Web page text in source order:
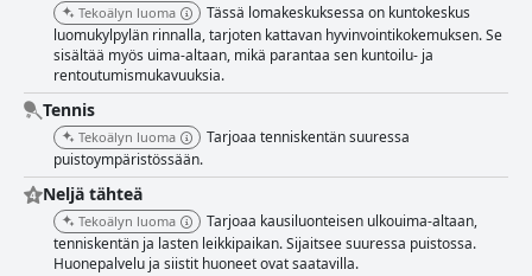
Tekoälyn luoma
Tässä lomakeskuksessa on kuntokeskus
luomukylpylän rinnalla, tarjoten kattavan hyvinvointikokemuksen. Se
sisältää myös uima-altaan, mikä parantaa sen kuntoilu- ja
rentoutumismukavuuksia.
Tennis
Tekoälyn luoma
Tarjoaa tenniskentän suuressa
puistoympäristössään.
Neljä tähteä
Tekoälyn luoma
Tarjoaa kausiluonteisen ulkouima-altaan,
tenniskentän ja lasten leikkipaikan. Sijaitsee suuressa puistossa.
Huonepalvelu ja siistit huoneet ovat saatavilla.